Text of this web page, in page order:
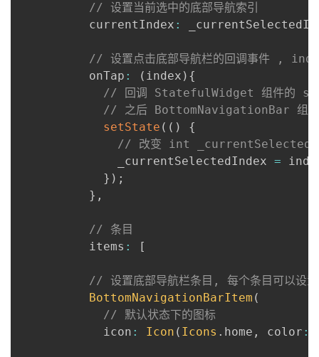
// 设置当前选中的底部导航索引
          currentIndex
:
// 设置点击底部导航栏的回调事件 ,
          onTap
: ( index ) {
// 回调 StatefulWidget 组件的
// 之后 BottomNavigationBar 组件会
setState ( ( )
{
// 改变 int
              _currentSelectedIndex
=
} ) ;
} ,
// 条目
          items
: [
// 设置底部导航栏条目, 每个条目可以设置
BottomNavigationBarItem (
// 默认状态下的图标
            icon
: Icon ( Icons . home , color :